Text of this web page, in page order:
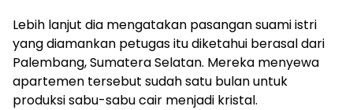
Lebih lanjut dia mengatakan pasangan suami istri
yang diamankan petugas itu diketahui berasal dari
Palembang, Sumatera Selatan. Mereka menyewa
apartemen tersebut sudah satu bulan untuk
produksi sabu-sabu cair menjadi kristal.